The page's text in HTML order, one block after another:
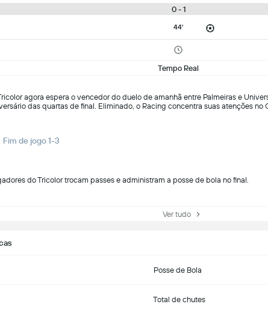
0 - 1
44'
Tempo Real
agora espera o vencedor do duelo de amanhã entre Palmeiras e
das quartas de final. Eliminado, o Racing concentra suas atenções no
Fim de jogo 1-3
do Tricolor trocam passes e administram a posse de bola no final.
Ver tudo
Posse de Bola
Total de chutes